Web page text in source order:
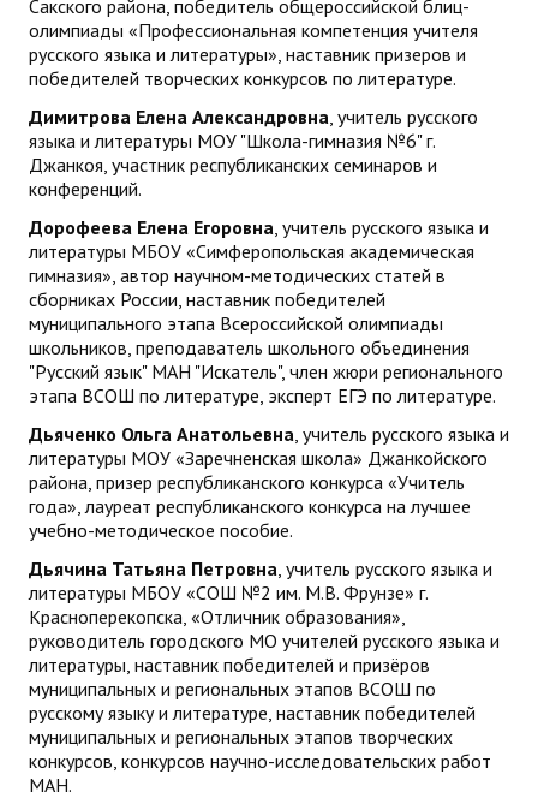
Сакского района, победитель общероссийской блиц-
олимпиады «Профессиональная компетенция учителя
русского языка и литературы», наставник призеров и
победителей творческих конкурсов по литературе.
Димитрова Елена Александровна, учитель русского
языка и литературы МОУ "Школа-гимназия №6" г.
Джанкоя, участник республиканских семинаров и
конференций.
Дорофеева Елена Егоровна, учитель русского языка и
литературы МБОУ «Симферопольская академическая
гимназия», автор научном-методических статей в
сборниках России, наставник победителей
муниципального этапа Всероссийской олимпиады
школьников, преподаватель школьного объединения
"Русский язык" МАН "Искатель", член жюри регионального
этапа ВСОШ по литературе, эксперт ЕГЭ по литературе.
Дьяченко Ольга Анатольевна, учитель русского языка и
литературы МОУ «Заречненская школа» Джанкойского
района, призер республиканского конкурса «Учитель
года», лауреат республиканского конкурса на лучшее
учебно-методическое пособие.
Дьячина Татьяна Петровна, учитель русского языка и
литературы МБОУ «СОШ №2 им. М.В. Фрунзе» г.
Красноперекопска, «Отличник образования»,
руководитель городского МО учителей русского языка и
литературы, наставник победителей и призёров
муниципальных и региональных этапов ВСОШ по
русскому языку и литературе, наставник победителей
муниципальных и региональных этапов творческих
конкурсов, конкурсов научно-исследовательских работ
МАН.